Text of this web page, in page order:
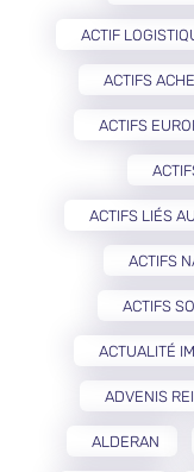
ACTIF
ACTIFS
ACTIFS
ACTIFS LIÉS
ACTIFS
ACTIFS
ACTUALITÉ
ADVENIS
ALDERAN